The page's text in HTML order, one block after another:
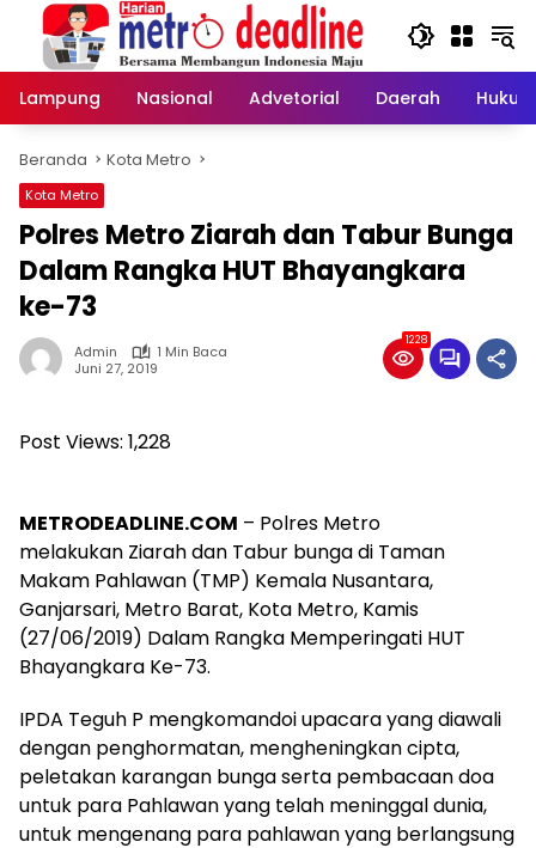
Langsung
konten
Lampung
Nasional Advetorial Daerah Hukum
Beranda Kota Metro
Kota Metro
Polres Metro Ziarah dan Tabur Bunga
Dalam Rangka HUT Bhayangkara
ke-73
Admin
1 Min Baca
Juni 27, 2019
1228
Post Views: 1,228
METRODEADLINE.COM – Polres Metro
melakukan Ziarah dan Tabur bunga di Taman
Makam Pahlawan (TMP) Kemala Nusantara,
Ganjarsari, Metro Barat, Kota Metro, Kamis
(27/06/2019) Dalam Rangka Memperingati HUT
Bhayangkara Ke-73.
IPDA Teguh P mengkomandoi upacara yang diawali
dengan penghormatan, mengheningkan cipta,
peletakan karangan bunga serta pembacaan doa
untuk para Pahlawan yang telah meninggal dunia,
untuk mengenang para pahlawan yang berlangsung